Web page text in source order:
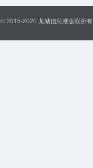
© 2015-2020 龙城信息港版权所有